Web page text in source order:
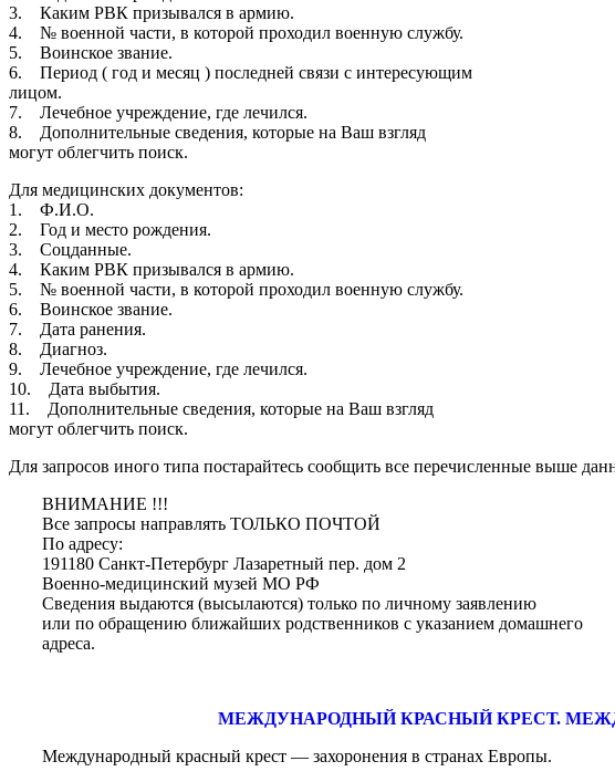
3. Каким РВК призывался в армию.
4. № военной части, в которой проходил военную службу.
5. Воинское звание.
6. Период ( год и месяц ) последней связи с интересующим
лицом.
7. Лечебное учреждение, где лечился.
8. Дополнительные сведения, которые на Ваш взгляд
могут облегчить поиск.
Для медицинских документов:
1. Ф.И.О.
2. Год и место рождения.
3. Соцданные.
4. Каким РВК призывался в армию.
5. № военной части, в которой проходил военную службу.
6. Воинское звание.
7. Дата ранения.
8. Диагноз.
9. Лечебное учреждение, где лечился.
10. Дата выбытия.
11. Дополнительные сведения, которые на Ваш взгляд
могут облегчить поиск.
Для запросов иного типа постарайтесь сообщить все перечисленные выше
ВНИМАНИЕ !!!
Все запросы направлять ТОЛЬКО ПОЧТОЙ
По адресу:
191180 Санкт-Петербург Лазаретный пер. дом 2
Военно-медицинский музей МО РФ
Сведения выдаются (высылаются) только по личному заявлению
или по обращению ближайших родственников с указанием домашнего
адреса.
МЕЖДУНАРОДНЫЙ КРАСНЫЙ КРЕСТ.
Международный красный крест — захоронения в странах Европы.